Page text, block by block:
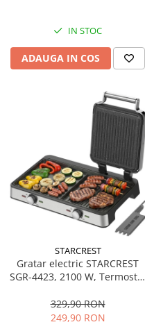
IN STOC
ADAUGA IN COS
STARCREST
Gratar electric STARCREST
SGR-4423, 2100 W, Termostat
ceramic tip grill/neted,
Suprafata de gatire 44 x 23.5
329,90 RON
249,90 RON